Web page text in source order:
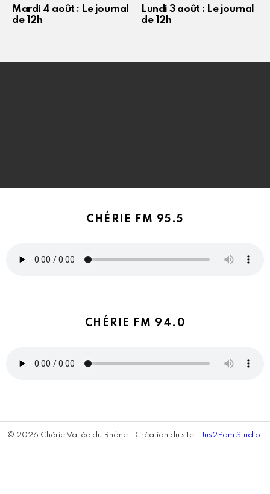
Mardi 4 août : Le journal
de 12h
Lundi 3 août : Le journal
de 12h
CHÉRIE FM 95.5
CHÉRIE FM 94.0
© 2026 Chérie Vallée du Rhône - Création du site : Jus2Pom Studio.